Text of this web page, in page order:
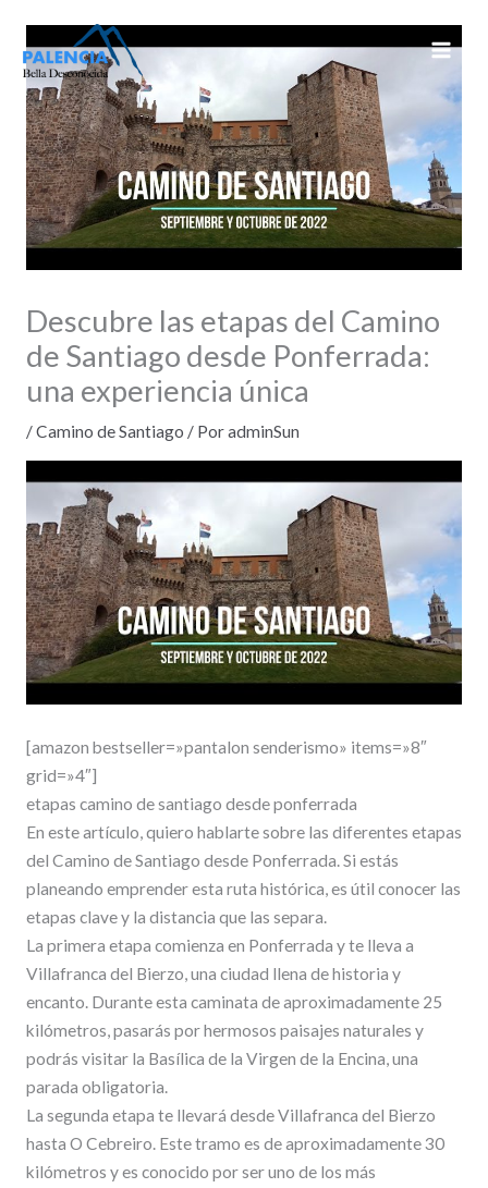
contenido
Descubre las etapas del Camino
de Santiago desde Ponferrada:
una experiencia única
/Camino de Santiago / PoradminSun
[amazon bestseller=»pantalon senderismo» items=»8″
grid=»4″]
etapas camino de santiago desde ponferrada
En este artículo, quiero hablarte sobre las diferentes etapas
del Camino de Santiago desde Ponferrada. Si estás
planeando emprender esta ruta histórica, es útil conocer las
etapas clave y la distancia que las separa.
La primera etapa comienza en Ponferrada y te lleva a
Villafranca del Bierzo, una ciudad llena de historia y
encanto. Durante esta caminata de aproximadamente 25
kilómetros, pasarás por hermosos paisajes naturales y
podrás visitar la Basílica de la Virgen de la Encina, una
parada obligatoria.
La segunda etapa te llevará desde Villafranca del Bierzo
hasta O Cebreiro. Este tramo es de aproximadamente 30
kilómetros y es conocido por ser uno de los más